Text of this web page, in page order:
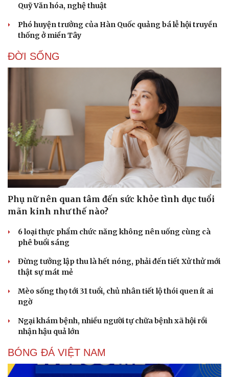
Sức khỏe
Dinh dưỡng - món ngon
Cây thuốc
Sản phụ khoa
Nam khoa
Làm đẹp - giảm cân
Ăn sạch sống khỏe
Đời sống
Nhà đẹp
Blog
Quỹ Văn hóa, nghệ thuật
Phó huyện trưởng của Hàn Quốc quảng bá lễ hội truyền
thống ở miền Tây
ĐỜI SỐNG
Phụ nữ nên quan tâm đến sức khỏe tình dục tuổi
mãn kinh như thế nào?
6 loại thực phẩm chức năng không nên uống cùng cà
phê buổi sáng
Đừng tưởng lập thu là hết nóng, phải đến tiết Xử thử mới
thật sự mát mẻ
Mèo sống thọ tới 31 tuổi, chủ nhân tiết lộ thói quen ít ai
ngờ
Ngại khám bệnh, nhiều người tự chữa bệnh xã hội rồi
nhận hậu quả lớn
BÓNG ĐÁ VIỆT NAM